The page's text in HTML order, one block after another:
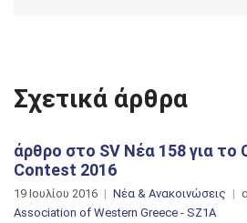
Σχετικά άρθρα
άρθρο στο SV Νέα 158 για το
Contest 2016
19 Ιουλίου 2016 Νέα & Ανακοινώσεις
Association of Western Greece - SZ1A